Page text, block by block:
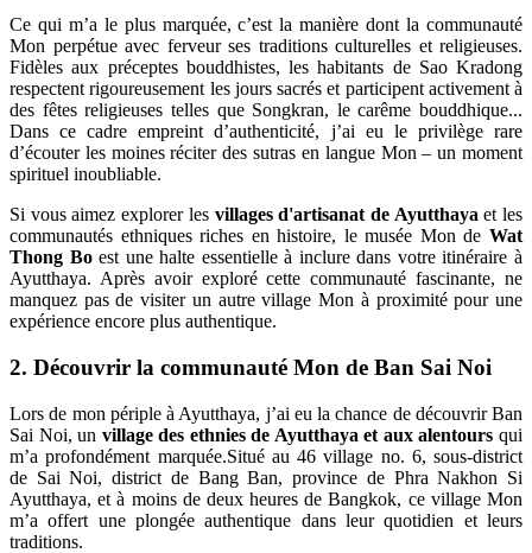
Ce qui m’a le plus marquée, c’est la manière dont la communauté
Mon perpétue avec ferveur ses traditions culturelles et religieuses.
Fidèles aux préceptes bouddhistes, les habitants de Sao Kradong
respectent rigoureusement les jours sacrés et participent activement à
des fêtes religieuses telles que Songkran, le carême bouddhique...
Dans ce cadre empreint d’authenticité, j’ai eu le privilège rare
d’écouter les moines réciter des sutras en langue Mon – un moment
spirituel inoubliable.
Si vous aimez explorer les villages d'artisanat de Ayutthaya et les
communautés ethniques riches en histoire, le musée Mon de Wat
Thong Boest une halte essentielle à inclure dans votre itinéraire à
Ayutthaya. Après avoir exploré cette communauté fascinante, ne
manquez pas de visiter un autre village Mon à proximité pour une
expérience encore plus authentique.
2. Découvrir la communauté Mon de Ban Sai Noi
Lors de mon périple à Ayutthaya, j’ai eu la chance de découvrir Ban
Sai Noi, un village des ethnies de Ayutthaya et aux alentours qui
m’a profondément marquée.Situé au 46 village no. 6, sous-district
de Sai Noi, district de Bang Ban, province de Phra Nakhon Si
Ayutthaya, et à moins de deux heures de Bangkok, ce village Mon
m’a offert une plongée authentique dans leur quotidien et leurs
traditions.